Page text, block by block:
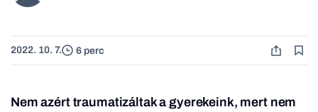
2022. 10. 7. 6 perc
Nem azért traumatizáltak a gyerekeink, mert nem